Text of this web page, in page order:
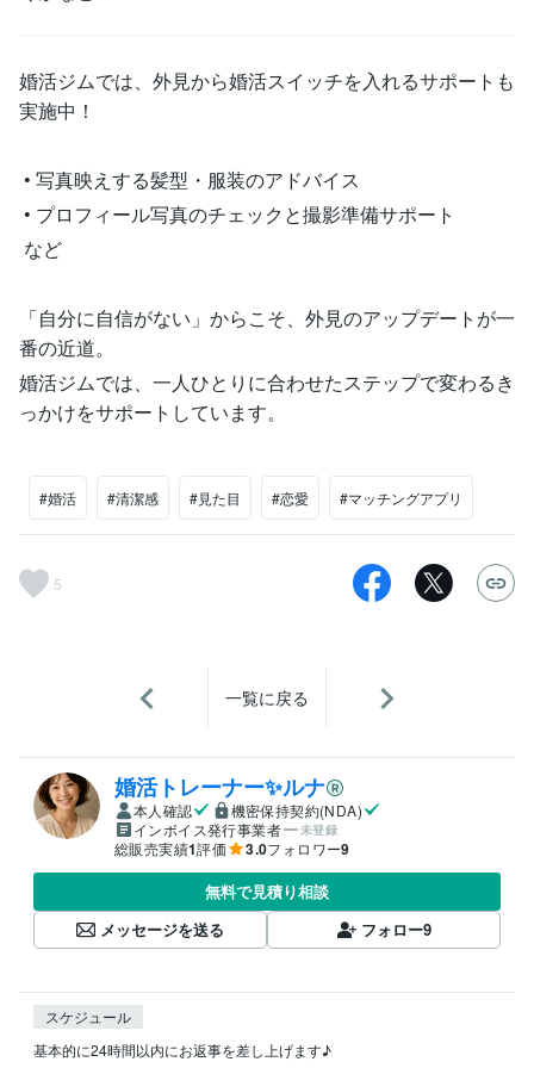
婚活ジムでは、外見から婚活スイッチを入れるサポートも
実施中！
• 写真映えする髪型・服装のアドバイス
• プロフィール写真のチェックと撮影準備サポート
など
「自分に自信がない」からこそ、外見のアップデートが一
番の近道。
婚活ジムでは、一人ひとりに合わせたステップで変わるき
っかけをサポートしています。
#婚活 #清潔感 #見た目 #恋愛 #マッチングアプリ
5
一覧に戻る
婚活トレーナー✨ルナ
本人確認
機密保持契約(NDA)
インボイス発行事業者
未登録
総販売実績1評価 3.0フォロワー9
無料で見積り相談
メッセージを送る
フォロー9
スケジュール
基本的に24時間以内にお返事を差し上げます♪